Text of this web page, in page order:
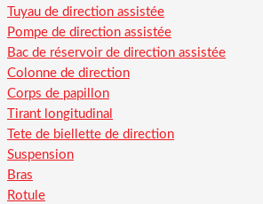
Tuyau de direction assistée
Pompe de direction assistée
Bac de réservoir de direction assistée
Colonne de direction
Corps de papillon
Tirant longitudinal
Tete de biellette de direction
Suspension
Bras
Rotule